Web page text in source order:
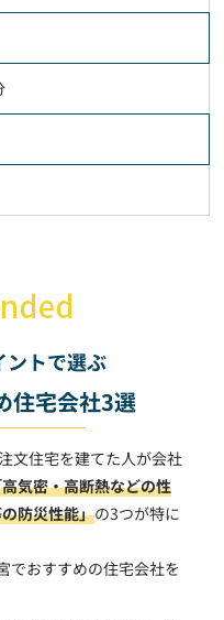
ントで選ぶ
住宅会社3選
文住宅を建てた人が会社
気密・高断熱などの性
防災性能」の3つが特に
でおすすめの住宅会社を